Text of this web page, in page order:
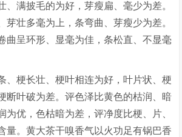
、满披毛的为好，芽瘦扁、毫少为差。
芽壮多毫为上，条弯曲、芽瘦少为差。
曲呈环形、显毫为佳，条松直、不显毫
、梗长壮、梗叶相连为好，叶片状、梗
断叶破为差。评色泽比黄色的枯润、暗
为优，色枯暗为差，评净度比梗、片、
量。黄大茶干嗅香气以火功足有锅巴香